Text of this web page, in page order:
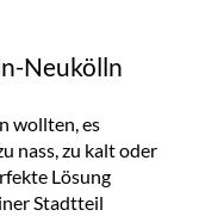
Neukölln
wollten, es
nass, zu kalt oder
Lösung
Stadtteil